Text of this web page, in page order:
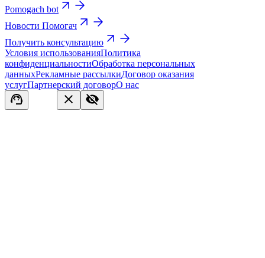
Pomogach bot
Новости Помогач
Получить консультацию
Условия использованияПолитика
конфиденциальностиОбработка персональных
данныхРекламные рассылкиДоговор оказания
услугПартнерский договорО нас